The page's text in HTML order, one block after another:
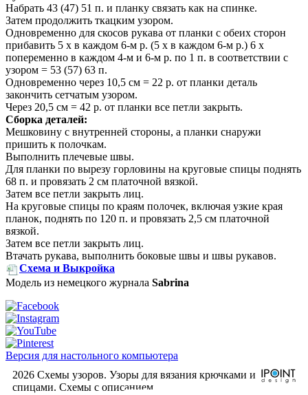
Набрать 43 (47) 51 п. и планку связать как на спинке.
Затем продолжить ткацким узором.
Одновременно для скосов рукава от планки с обеих сторон
прибавить 5 х в каждом 6-м р. (5 х в каждом 6-м р.) 6 х
попеременно в каждом 4-м и 6-м р. по 1 п. в соответствии с
узором = 53 (57) 63 п.
Одновременно через 10,5 см = 22 р. от планки деталь
закончить сетчатым узором.
Через 20,5 см = 42 р. от планки все петли закрыть.
Сборка деталей:
Мешковину с внутренней стороны, а планки снаружи
пришить к полочкам.
Выполнить плечевые швы.
Для планки по вырезу горловины на круговые спицы поднять
68 п. и провязать 2 см платочной вязкой.
Затем все петли закрыть лиц.
На круговые спицы по краям полочек, включая узкие края
планок, поднять по 120 п. и провязать 2,5 см платочной
вязкой.
Затем все петли закрыть лиц.
Втачать рукава, выполнить боковые швы и швы рукавов.
Схема и Выкройка
Модель из немецкого журнала Sabrina
Версия для настольного компьютера
2026 Схемы узоров. Узоры для вязания крючками и
спицами. Cхемы с описанием.